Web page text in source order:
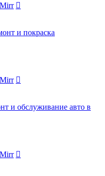
Mirr
и покраска
Mirr
и обслуживание авто в
Mirr